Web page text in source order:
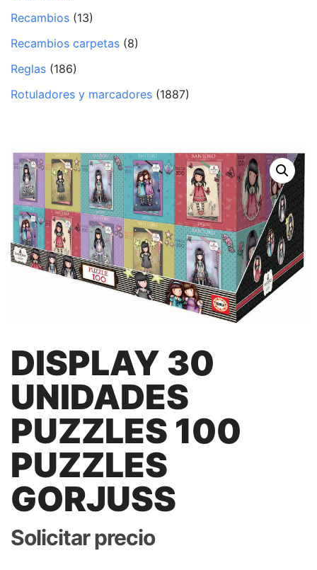
Recambios (13)
Recambios carpetas (8)
Reglas (186)
Rotuladores y marcadores (1887)
DISPLAY 30
UNIDADES
PUZZLES 100
PUZZLES
GORJUSS
Solicitar precio